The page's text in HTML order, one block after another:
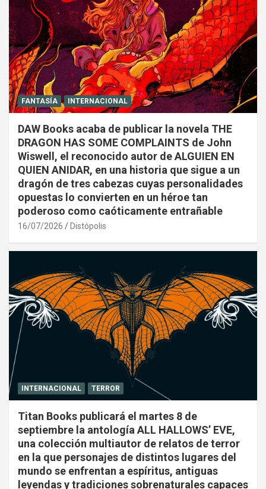
FANTASÍA INTERNACIONAL
DAW Books acaba de publicar la novela THE
DRAGON HAS SOME COMPLAINTS de John
Wiswell, el reconocido autor de ALGUIEN EN
QUIEN ANIDAR, en una historia que sigue a un
dragón de tres cabezas cuyas personalidades
opuestas lo convierten en un héroe tan
poderoso como caóticamente entrañable
16/07/2026 Distópolis
INTERNACIONAL TERROR
Titan Books publicará el martes 8 de
septiembre la antología ALL HALLOWS’ EVE,
una colección multiautor de relatos de terror
en la que personajes de distintos lugares del
mundo se enfrentan a espíritus, antiguas
leyendas y tradiciones sobrenaturales capaces